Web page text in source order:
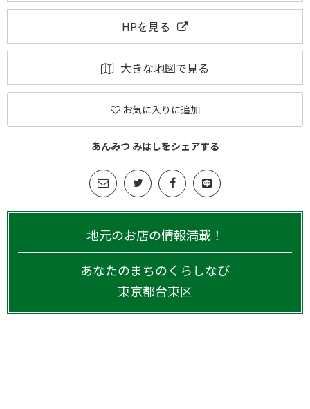
HPを見る
大きな地図で見る
お気に入りに追加
あんみつ みはしをシェアする
地元のお店の情報満載！
あなたのまちのくらしなび
東京都台東区